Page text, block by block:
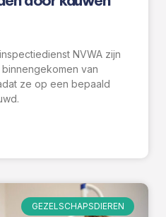
NVWA zijn
van
ze op een bepaald
GEZELSCHAPSDIEREN